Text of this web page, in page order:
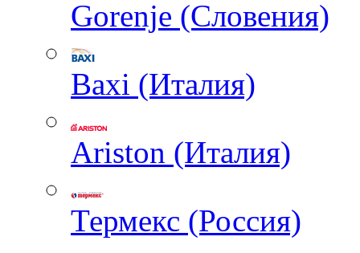
Gorenje (Словения)
Baxi (Италия)
Ariston (Италия)
Термекс (Россия)